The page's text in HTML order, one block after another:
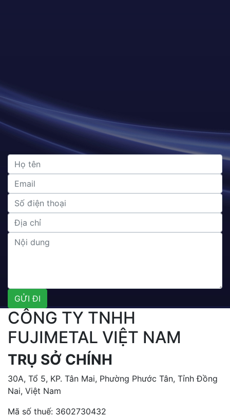
CÔNG TY TNHH
FUJIMETAL VIỆT NAM
TRỤ SỞ CHÍNH
30A, Tổ 5, KP. Tân Mai, Phường Phước Tân, Tỉnh Đồng
Nai, Việt Nam
Mã số thuế: 3602730432